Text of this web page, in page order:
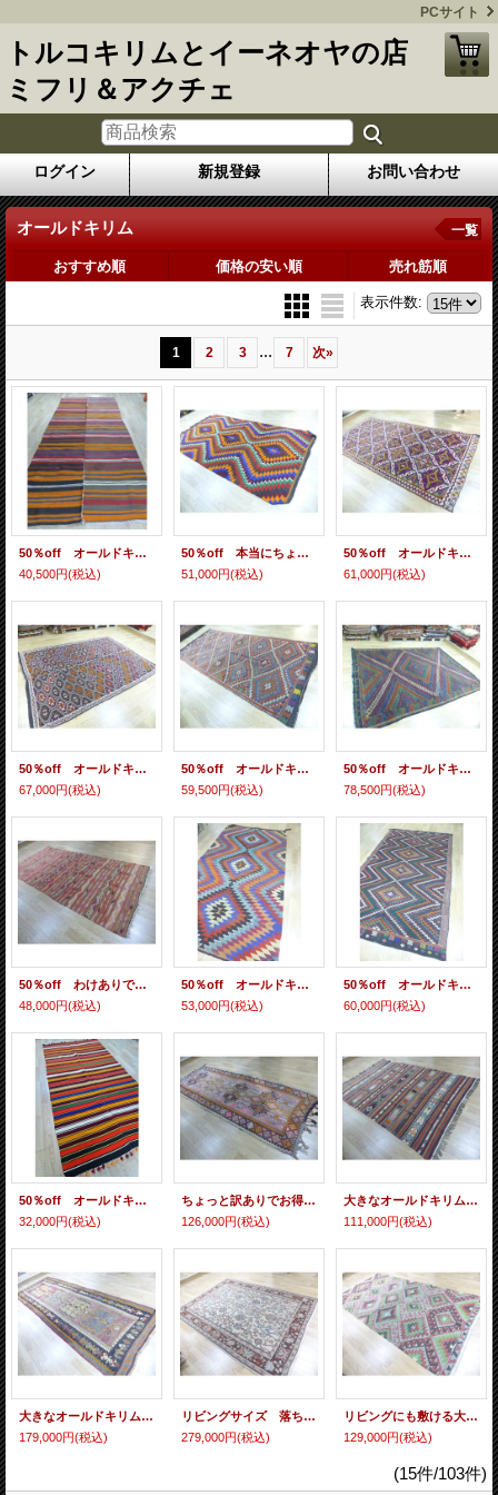
PCサイト
トルコキリムとイーネオヤの店
ミフリ＆アクチェ
ログイン 新規登録 お問い合わせ
オールドキリム 一覧
おすすめ順 価格の安い順 売れ筋順
表示件数:
1 2 3 ... 7 次»
50％off オールドキリム ストライプ ２枚で１つ 特大サイズ 340×160 cm
40,500円(税込)
50％off 本当にちょっとだけわけあり オールドキリム ヤギ毛とウールの大きな織物 5.1㎡ 305×167cm
51,000円(税込)
50％off オールドキリム ウール製 ムトゥ族の伝統的デザイン 4.9㎡ 320×153cm
61,000円(税込)
50％off オールドキリム ムトゥ族の伝統的デザイン 特大サイズ 5.4㎡ 275×195cm
67,000円(税込)
50％off オールドキリム 遊牧民系住人のヤギ毛の織物 特大サイズ 4.8㎡ 341×140cm
59,500円(税込)
50％off オールドキリム 遊牧民系住人のジリの敷物 特大サイズ 6.3㎡ 300×210cm
78,500円(税込)
50％off わけありでお得 オールドキリム どこにでも合わせやすい色とデザイン 特大サイズ 4.8㎡ 329 ×147 cm
48,000円(税込)
50％off オールドキリム バクラワモデル 特大サイズ 4.2㎡ 276 ×154 cm
53,000円(税込)
50％off オールドキリム 遊牧民系住人のヤギ毛の織物 特大サイズ 4.8㎡ 287×170cm
60,000円(税込)
50％off オールドキリム ストライプ フリンジの装飾が可愛い 290×146 cm
32,000円(税込)
ちょっと訳ありでお得 オールドキリム トルコ北東のカルス産 特大細長サイズ 332 ×127 cm
126,000円(税込)
大きなオールドキリム 可愛くてしかも主張し過ぎずどんなインテリアにも合う 260×171cm
111,000円(税込)
大きなオールドキリム コンヤ・オブルックの羊モチーフのキリム 410×146cm
179,000円(税込)
リビングサイズ 落ち着いた色と柄の大きなオールドキリム ギョチメン 279×200cm
279,000円(税込)
リビングにも敷ける大きなオールドキリム トルコ・エシメ 317×164cm
129,000円(税込)
(15件/103件)